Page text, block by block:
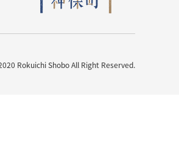
Rokuichi Shobo All Right Reserved.